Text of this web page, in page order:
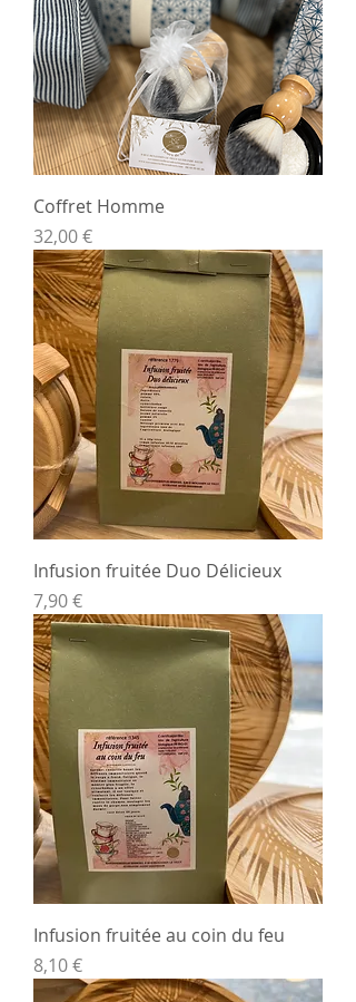
Coffret Homme
Prix
32,00 €
Infusion fruitée Duo Délicieux
Prix
7,90 €
Infusion fruitée au coin du feu
Prix
8,10 €